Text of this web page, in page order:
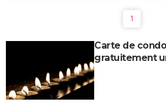
1
Carte de
gratuitement